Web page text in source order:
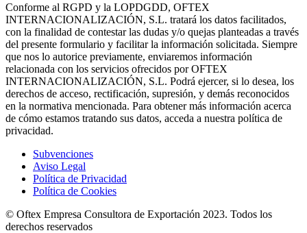
Conforme al RGPD y la LOPDGDD, OFTEX
INTERNACIONALIZACIÓN, S.L. tratará los datos facilitados,
con la finalidad de contestar las dudas y/o quejas planteadas a través
del presente formulario y facilitar la información solicitada. Siempre
que nos lo autorice previamente, enviaremos información
relacionada con los servicios ofrecidos por OFTEX
INTERNACIONALIZACIÓN, S.L. Podrá ejercer, si lo desea, los
derechos de acceso, rectificación, supresión, y demás reconocidos
en la normativa mencionada. Para obtener más información acerca
de cómo estamos tratando sus datos, acceda a nuestra política de
privacidad.
Subvenciones
Aviso Legal
Política de Privacidad
Política de Cookies
© Oftex Empresa Consultora de Exportación 2023. Todos los
derechos reservados